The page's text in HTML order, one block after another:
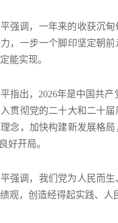
强调，一年来的收获沉
，一步一个脚印坚定朝
能实现。
指出，2026年是中国共
贯彻党的二十大和二十
念，加快构建新发展格
好开局。
强调，我们党为人民而
观，创造经得起实践、人